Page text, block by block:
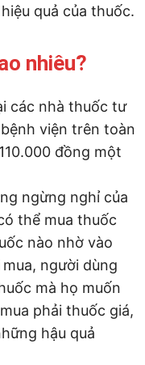
quả của thuốc.
nhiêu?
các nhà thuốc tư
viện trên toàn
đồng một
ngừng nghỉ của
thể mua thuốc
nào nhờ vào
người dùng
mà họ muốn
phải thuốc giá,
hậu quả